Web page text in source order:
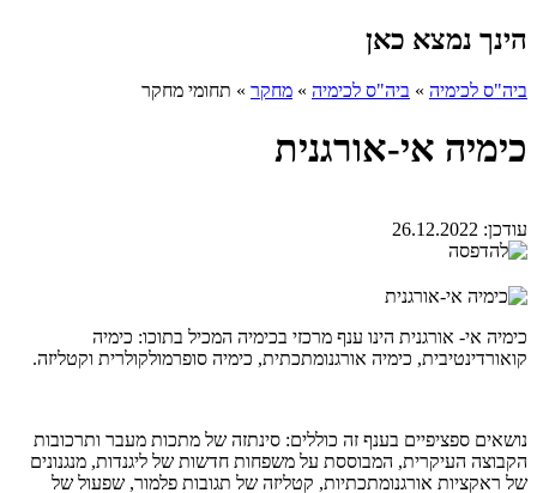
הינך נמצא כאן
ביה"ס לכימיה » ביה"ס לכימיה » מחקר » תחומי מחקר
כימיה אי-אורגנית
עודכן: 26.12.2022
כימיה אי- אורגנית הינו ענף מרכזי בכימיה המכיל בתוכו: כימיה
קואורדינטיבית, כימיה אורגנומתכתית, כימיה סופרמולקולרית וקטליזה.
נושאים ספציפיים בענף זה כוללים: סינתזה של מתכות מעבר ותרכובות
הקבוצה העיקרית, המבוססת על משפחות חדשות של ליגנדות, מנגנונים
של ראקציות אורגנומתכתיות, קטליזה של תגובות פלמור, שפעול של